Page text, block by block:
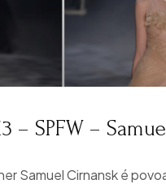
– SPFW –
Samuel Cirnansk é